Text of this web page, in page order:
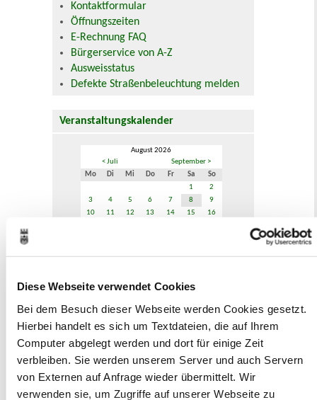
Diese Webseite verwendet Cookies
Bei dem Besuch dieser Webseite werden Cookies gesetzt.
Hierbei handelt es sich um Textdateien, die auf Ihrem
Computer abgelegt werden und dort für einige Zeit
verbleiben. Sie werden unserem Server und auch Servern
von Externen auf Anfrage wieder übermittelt. Wir
verwenden sie, um Zugriffe auf unserer Webseite zu
Kontaktformular
Öffnungszeiten
E-Rechnung FAQ
Bürgerservice von A-Z
Ausweisstatus
Defekte Straßenbeleuchtung melden
Veranstaltungskalender
August 2026
< Juli
September >
Mo
Di Mi Do Fr Sa
So
1
2
3
4 5 6 7 8
9
10
11 12 13 14 15
16
Museen